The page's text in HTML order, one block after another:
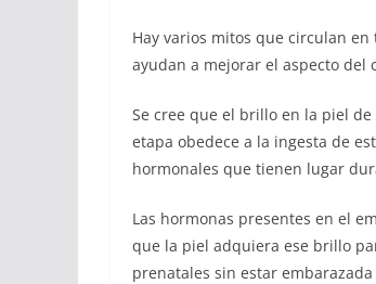
Hay varios mitos que circulan
ayudan a mejorar el aspecto del
Se cree que el brillo en la piel
etapa obedece a la ingesta de
hormonales que tienen lugar
Las hormonas presentes en el
que la piel adquiera ese brillo
prenatales sin estar